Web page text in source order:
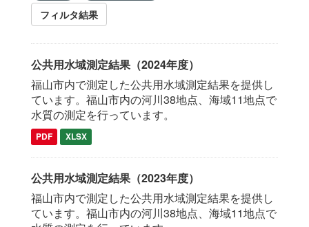
フィルタ結果
公共用水域測定結果（2024年度）
福山市内で測定した公共用水域測定結果を提供し
ています。福山市内の河川38地点、海域11地点で
水質の測定を行っています。
PDF XLSX
公共用水域測定結果（2023年度）
福山市内で測定した公共用水域測定結果を提供し
ています。福山市内の河川38地点、海域11地点で